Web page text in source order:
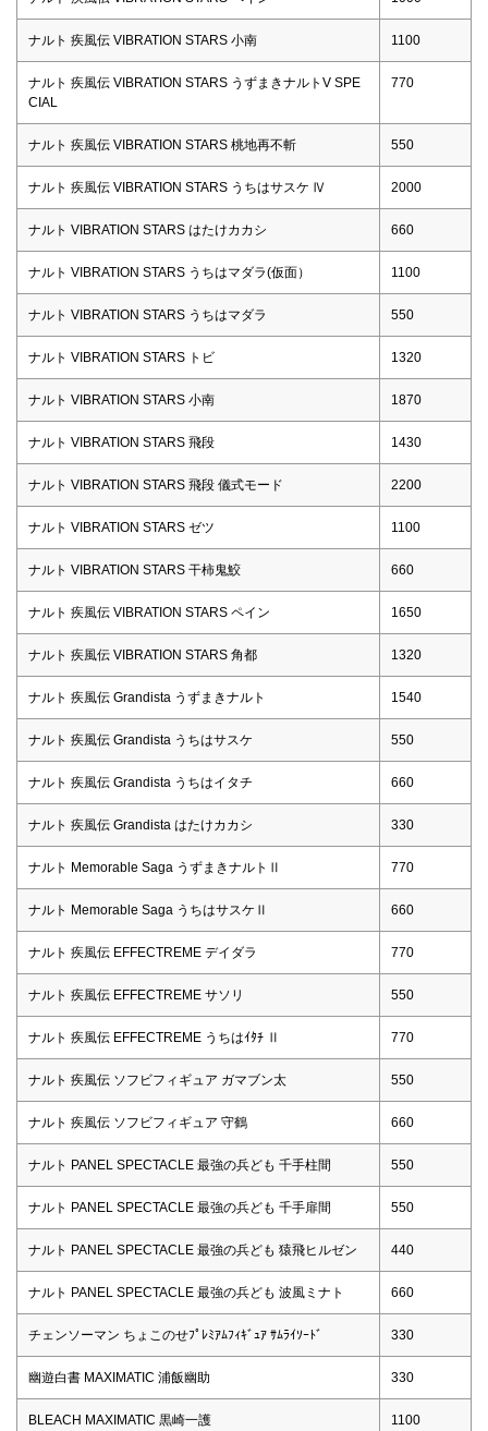
ナルト 疾風伝 VIBRATION STARS 小南 1100
ナルト 疾風伝 VIBRATION STARS うずまきナルトV SPE
CIAL
770
ナルト 疾風伝 VIBRATION STARS 桃地再不斬 550
ナルト 疾風伝 VIBRATION STARS うちはサスケ Ⅳ 2000
ナルト VIBRATION STARS はたけカカシ 660
ナルト VIBRATION STARS うちはマダラ(仮面） 1100
ナルト VIBRATION STARS うちはマダラ 550
ナルト VIBRATION STARS トビ 1320
ナルト VIBRATION STARS 小南 1870
ナルト VIBRATION STARS 飛段 1430
ナルト VIBRATION STARS 飛段 儀式モード 2200
ナルト VIBRATION STARS ゼツ 1100
ナルト VIBRATION STARS 干柿鬼鮫 660
ナルト 疾風伝 VIBRATION STARS ペイン 1650
ナルト 疾風伝 VIBRATION STARS 角都 1320
ナルト 疾風伝 Grandista うずまきナルト 1540
ナルト 疾風伝 Grandista うちはサスケ 550
ナルト 疾風伝 Grandista うちはイタチ 660
ナルト 疾風伝 Grandista はたけカカシ 330
ナルト Memorable Saga うずまきナルトⅡ 770
ナルト Memorable Saga うちはサスケⅡ 660
ナルト 疾風伝 EFFECTREME デイダラ 770
ナルト 疾風伝 EFFECTREME サソリ 550
ナルト 疾風伝 EFFECTREME うちはｲﾀﾁ Ⅱ 770
ナルト 疾風伝 ソフビフィギュア ガマブン太 550
ナルト 疾風伝 ソフビフィギュア 守鶴 660
ナルト PANEL SPECTACLE 最強の兵ども 千手柱間 550
ナルト PANEL SPECTACLE 最強の兵ども 千手扉間 550
ナルト PANEL SPECTACLE 最強の兵ども 猿飛ヒルゼン 440
ナルト PANEL SPECTACLE 最強の兵ども 波風ミナト 660
チェンソーマン ちょこのせﾌﾟﾚﾐｱﾑﾌｨｷﾞｭｱ ｻﾑﾗｲｿｰﾄﾞ 330
幽遊白書 MAXIMATIC 浦飯幽助 330
BLEACH MAXIMATIC 黒崎一護 1100